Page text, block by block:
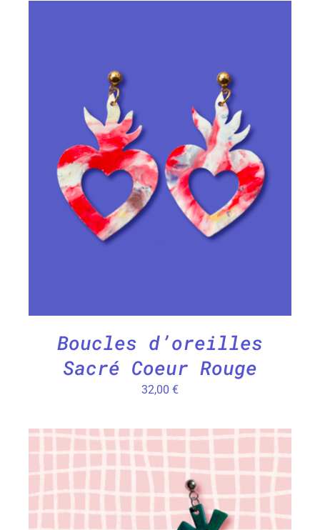
CHOIX DES OPTIONS
/
DÉTAILS
Boucles d’oreilles
Sacré Coeur Rouge
32,00 €